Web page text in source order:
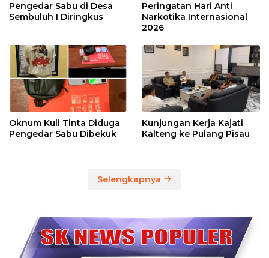
Pengedar Sabu di Desa
Sembuluh I Diringkus
Peringatan Hari Anti
Narkotika Internasional
2026
Oknum Kuli Tinta Diduga
Pengedar Sabu Dibekuk
Kunjungan Kerja Kajati
Kalteng ke Pulang Pisau
Selengkapnya